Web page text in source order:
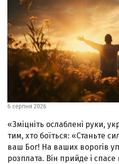
6 серпня 2026
«Зміцніть ослаблені руки,
тим, хто боїться: «Станьте
ваш Бог! На ваших ворогів
розплата. Він прийде і спасе